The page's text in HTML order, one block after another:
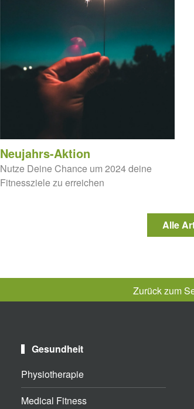
Neujahrs-Aktion
Nutze Deine Chance um 2024 deine
Fitnessziele zu erreichen
Alle
Zurück zum
Gesundheit
Physiotherapie
Medical Fitness